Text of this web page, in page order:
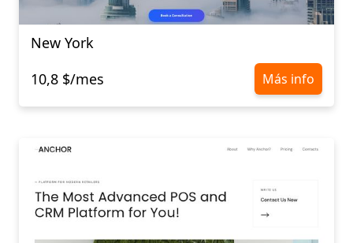
New York
10,8 $/mes
Más info